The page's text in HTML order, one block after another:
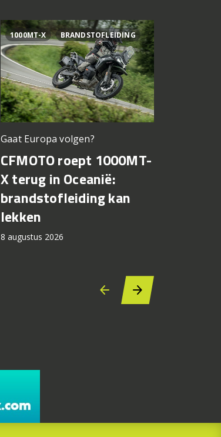
1000MT-X BRANDSTOFLEIDING
Gaat Europa volgen?
CFMOTO roept 1000MT-
X terug in Oceanië:
brandstofleiding kan
lekken
8 augustus 2026